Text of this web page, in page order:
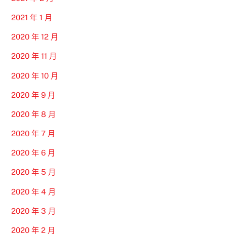
2021 年 1 月
2020 年 12 月
2020 年 11 月
2020 年 10 月
2020 年 9 月
2020 年 8 月
2020 年 7 月
2020 年 6 月
2020 年 5 月
2020 年 4 月
2020 年 3 月
2020 年 2 月